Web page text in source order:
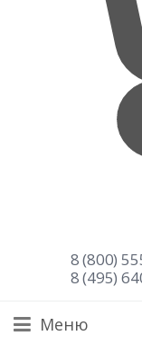
8 (800)
8 (495)
Меню